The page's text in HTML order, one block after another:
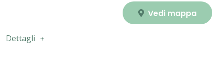
Vedi mappa
Dettagli